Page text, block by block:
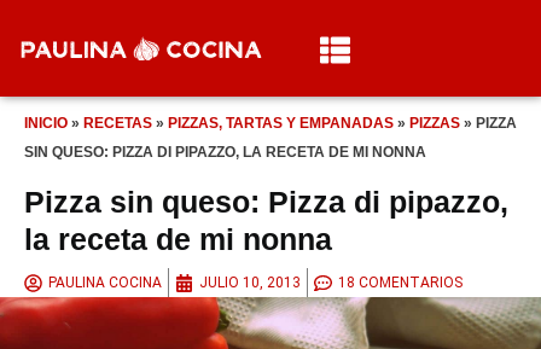
INICIO » RECETAS » PIZZAS, TARTAS Y EMPANADAS » PIZZAS » PIZZA
SIN QUESO: PIZZA DI PIPAZZO, LA RECETA DE MI NONNA
Pizza sin queso: Pizza di pipazzo,
la receta de mi nonna
PAULINA COCINA JULIO 10, 2013 18 COMENTARIOS